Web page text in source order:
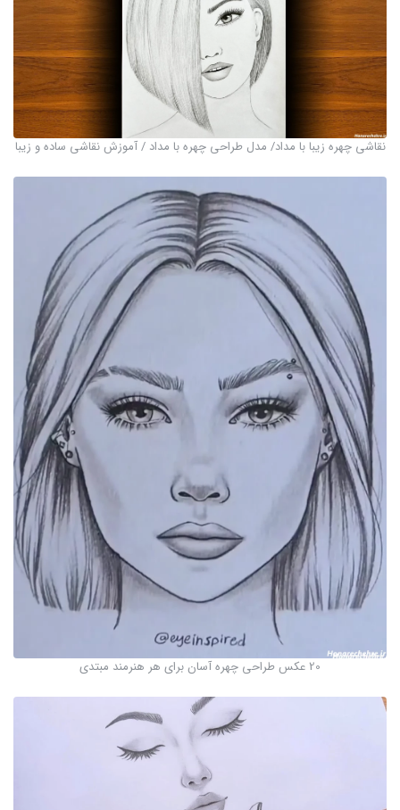
نقاشی چهره زیبا با مداد/ مدل طراحی چهره با مداد / آموزش نقاشی ساده و زیبا
20 عکس طراحی چهره آسان برای هر هنرمند مبتدی